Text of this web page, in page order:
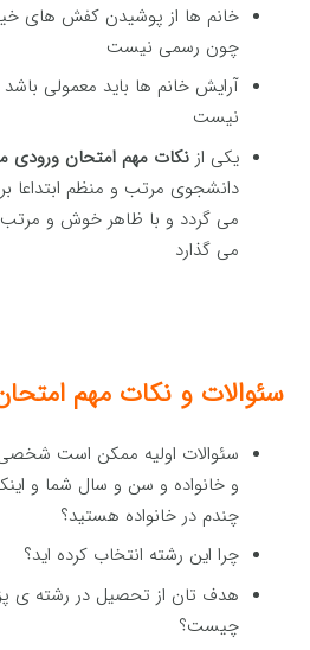
خانم ها از پوشیدن کفش های
چون رسمی نیست
آرایش خانم ها باید معمولی
نیست
یکی از نکات مهم امتحان ورودی
دانشجوی مرتب و منظم ابتداعا
می گردد و با ظاهر خوش و مرتب
می گذارد
سئوالات و نکات مهم
سئوالات اولیه ممکن است
و خانواده و سن و سال شما و
چندم در خانواده هستید؟
چرا این رشته انتخاب کرده اید؟
هدف تان از تحصیل در رشته ی
چیست؟